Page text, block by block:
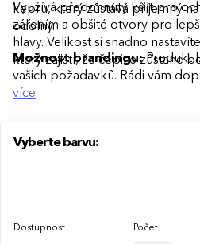
kepru, který zůstává příjemný
odolný.
Využívá předohnutý kšilt pro
zářením a obšité otvory pro
hlavy. Velikost si snadno
který zajistí, že čepice zůstane
Možnost brandingu:Produkt
vašich požadavků. Rádi vám
technologii potisku s ohledem
více
Vyberte barvu:
Dostupnost Počet